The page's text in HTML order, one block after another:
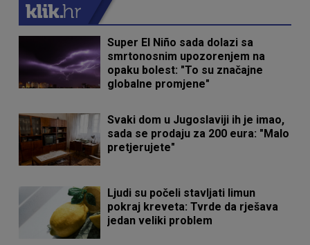
Super El Niño sada dolazi sa
smrtonosnim upozorenjem na
opaku bolest: "To su značajne
globalne promjene"
Svaki dom u Jugoslaviji ih je imao,
sada se prodaju za 200 eura: "Malo
pretjerujete"
Ljudi su počeli stavljati limun
pokraj kreveta: Tvrde da rješava
jedan veliki problem